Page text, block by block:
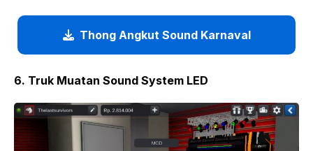
Thong Angkut Sound Karnaval
6. Truk Muatan Sound System LED